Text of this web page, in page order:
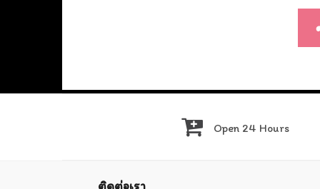
เรื่อง
Open 24 Hours
ติดต่อเรา